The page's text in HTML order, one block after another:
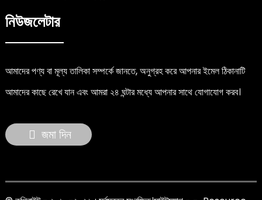
নিউজলেটার
আমাদের পণ্য বা মূল্য তালিকা সম্পর্কে জানতে, অনুগ্রহ করে আপনার ইমেল ঠিকানাটি
আমাদের কাছে রেখে যান এবং আমরা ২৪ ঘন্টার মধ্যে আপনার সাথে যোগাযোগ করব।
জমা দিন